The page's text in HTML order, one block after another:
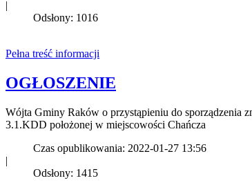
|
Odsłony: 1016
Pełna treść informacji
OGŁOSZENIE
Wójta Gminy Raków o przystąpieniu do sporządzenia
3.1.KDD położonej w miejscowości Chańcza
Czas opublikowania: 2022-01-27 13:56
|
Odsłony: 1415